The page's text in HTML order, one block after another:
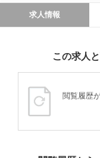
求人情報
この求人
閲覧履歴